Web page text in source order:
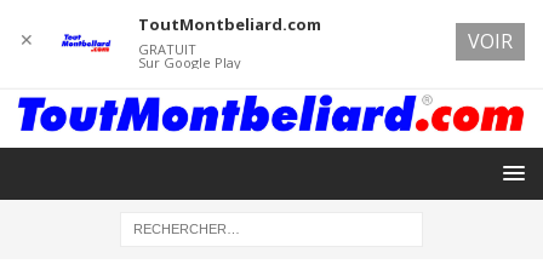
✕
ToutMontbeliard.com
GRATUIT
Sur Google Play
VOIR